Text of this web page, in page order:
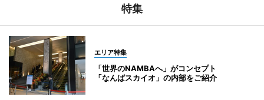
特集
エリア特集
「世界のNAMBAへ」がコンセプト
「なんばスカイオ」の内部をご紹介